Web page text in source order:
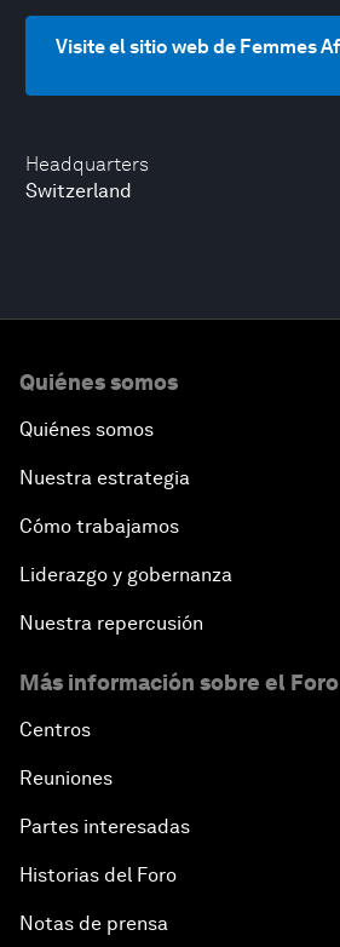
Headquarters
Switzerland
Visite el sitio web de Femmes
Quiénes somos
Quiénes somos
Nuestra estrategia
Cómo trabajamos
Liderazgo y gobernanza
Nuestra repercusión
Más información sobre el Foro
Centros
Reuniones
Partes interesadas
Historias del Foro
Notas de prensa